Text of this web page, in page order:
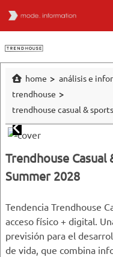
home análisis e
trendhouse
Trendhouse
Summer 2028
Tendencia Trendhouse
acceso físico + digital.
previsión para el
de vida, que combina